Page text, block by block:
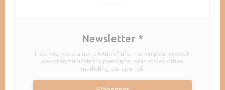
Newsletter *
Inscrivez-vous à notre lettre d'information pour recevoir
des communications personnalisées et des offres
marketing par courriel.